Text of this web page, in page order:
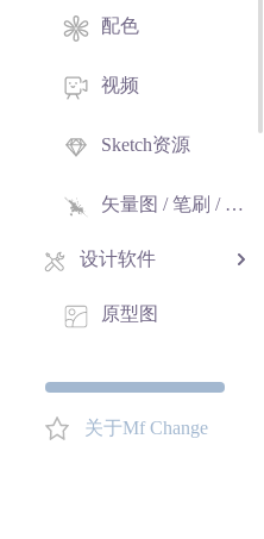
配色
视频
Sketch资源
矢量图 / 笔刷 / 纹理
设计软件
原型图
格式转换
关于Mf Change